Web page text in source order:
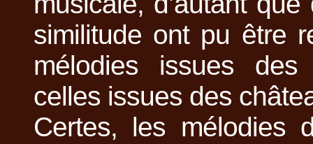
similitude ont pu être
mélodies issues des
celles issues des
Certes, les mélodies